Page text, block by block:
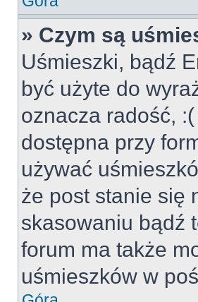
» Czym są
Uśmieszki, bądź
być użyte do
oznacza radość,
dostępna przy
używać
że post stanie się
skasowaniu bądź
forum ma także
uśmieszków w